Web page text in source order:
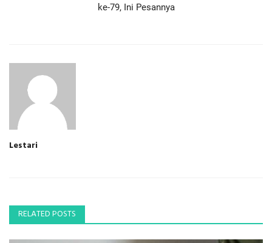
ke-79, Ini Pesannya
Lestari
RELATED POSTS